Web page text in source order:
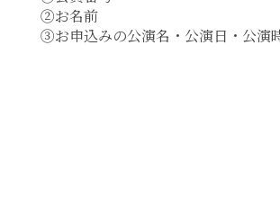
②お名前
③お申込みの公演名・公演日・公演